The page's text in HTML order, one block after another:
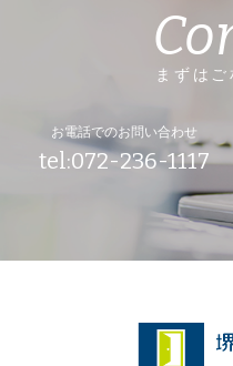
まずは
お電話でのお問い合わせ
tel:072-236-1117